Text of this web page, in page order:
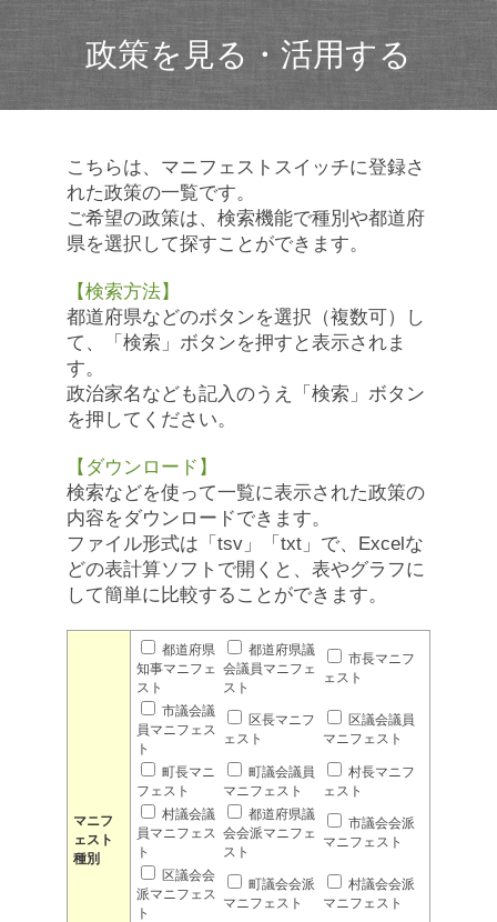
政策を見る・活用する
こちらは、マニフェストスイッチに登録さ
れた政策の一覧です。
ご希望の政策は、検索機能で種別や都道府
県を選択して探すことができます。
【検索方法】
都道府県などのボタンを選択（複数可）し
て、「検索」ボタンを押すと表示されま
す。
政治家名なども記入のうえ「検索」ボタン
を押してください。
【ダウンロード】
検索などを使って一覧に表示された政策の
内容をダウンロードできます。
ファイル形式は「tsv」「txt」で、Excelな
どの表計算ソフトで開くと、表やグラフに
して簡単に比較することができます。
マニフ
ェスト
種別
都道府県
知事マニフェ
スト
都道府県議
会議員マニフェ
スト
市長マニフ
ェスト
市議会議
員マニフェス
ト
区長マニフ
ェスト
区議会議員
マニフェスト
町長マニ
フェスト
町議会議員
マニフェスト
村長マニフ
ェスト
村議会議
員マニフェス
ト
都道府県議
会会派マニフェ
スト
市議会会派
マニフェスト
区議会会
派マニフェス
ト
町議会会派
マニフェスト
村議会会派
マニフェスト